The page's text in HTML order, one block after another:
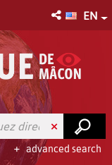
EN
advanced search